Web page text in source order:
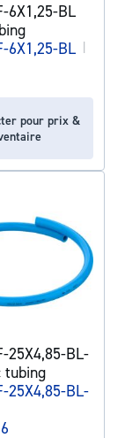
6X1,25-BL
6X1,25-BL |
pour prix &
25X4,85-BL-
tubing
25X4,85-BL-